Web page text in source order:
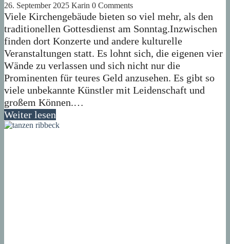
26. September 2025 Karin 0 Comments
Viele Kirchengebäude bieten so viel mehr, als den
traditionellen Gottesdienst am Sonntag.Inzwischen
finden dort Konzerte und andere kulturelle
Veranstaltungen statt. Es lohnt sich, die eigenen vier
Wände zu verlassen und sich nicht nur die
Prominenten für teures Geld anzusehen. Es gibt so
viele unbekannte Künstler mit Leidenschaft und
großem Können.…
Weiter lesen